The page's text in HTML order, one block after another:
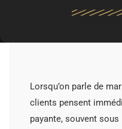
Lorsqu’on parle de
clients pensent
payante, souvent